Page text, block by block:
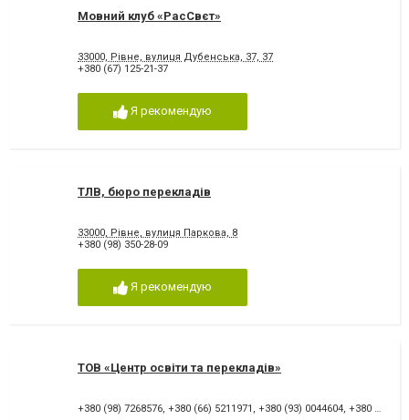
Мовний клуб «РасСвєт»
33000, Рівне, вулиця Дубенська, 37, 37
+380 (67) 125-21-37
Я рекомендую
ТЛВ, бюро перекладів
33000, Рівне, вулиця Паркова, 8
+380 (98) 350-28-09
Я рекомендую
ТОВ «Центр освіти та перекладів»
+380 (98) 7268576, +380 (66) 5211971 , +380 (93) 0044604, +380 (93) 092042